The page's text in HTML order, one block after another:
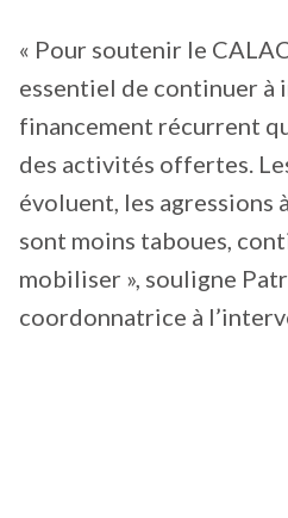
« Pour soutenir le
essentiel de continuer à
financement récurrent
des activités offertes.
évoluent, les agressions
sont moins taboues,
mobiliser », souligne
coordonnatrice à